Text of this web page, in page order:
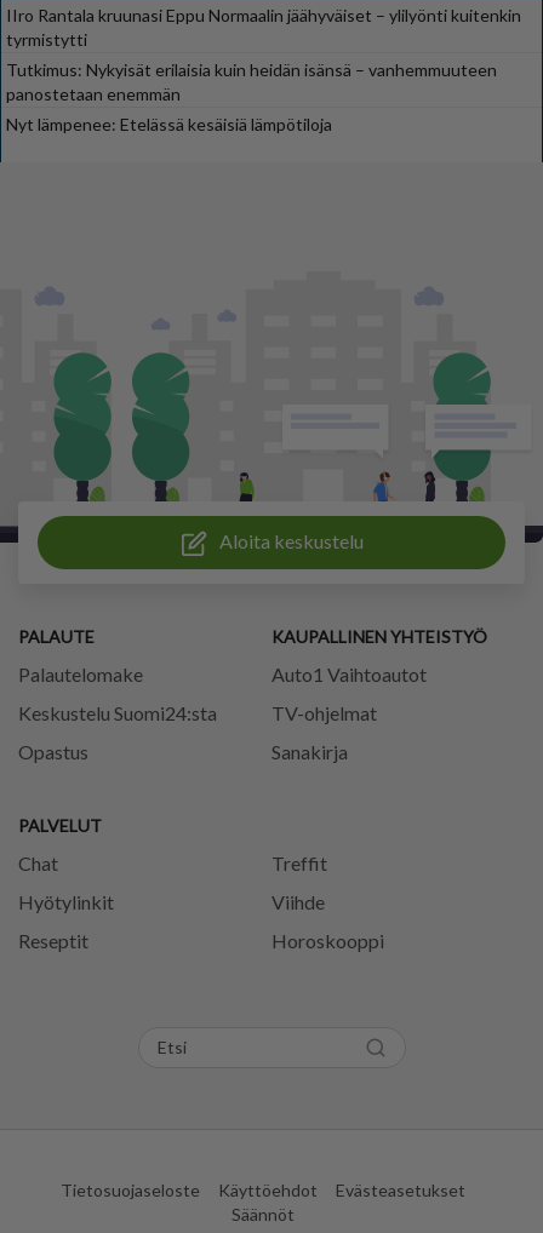
IIro Rantala kruunasi Eppu Normaalin jäähyväiset – ylilyönti kuitenkin
tyrmistytti
Tutkimus: Nykyisät erilaisia kuin heidän isänsä – vanhemmuuteen
panostetaan enemmän
Nyt lämpenee: Etelässä kesäisiä lämpötiloja
Aloita keskustelu
PALAUTE
Palautelomake
Keskustelu Suomi24:sta
Opastus
PALVELUT
Chat
Treffit
Hyötylinkit
Viihde
Reseptit
Horoskooppi
KAUPALLINEN YHTEISTYÖ
Auto1 Vaihtoautot
TV-ohjelmat
Sanakirja
Tietosuojaseloste Käyttöehdot
Evästeasetukset
Säännöt